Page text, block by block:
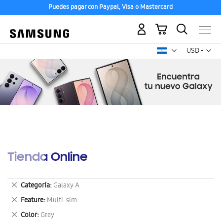
Puedes pagar con Paypal, Visa o Mastercard
USD -
dólar
Mi carrito
Tienda Online
Categoría Galaxy A
Eliminar
este
artículo
Feature Multi-sim
Eliminar
este
Color Gray
Eliminar